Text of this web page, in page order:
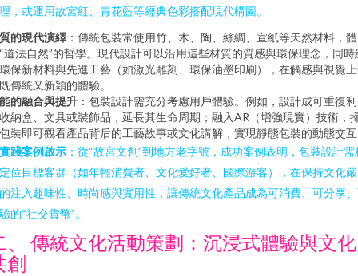
，或運用故宮紅、青花藍等經典色彩搭配現代構圖。
的現代演繹 ：傳統包裝常使用竹、木、陶、絲綢、宣紙等天然材料，體
道法自然”的哲學。現代設計可以沿用這些材質的質感與環保理念，同時
保新材料與先進工藝（如激光雕刻、環保油墨印刷），在觸感與視覺
傳統又新穎的體驗。
的融合與提升 ：包裝設計需充分考慮用戶體驗。例如，設計成可重復
納盒、文具或裝飾品，延長其生命周期；融入AR（增強現實）技術，
裝即可觀看產品背后的工藝故事或文化講解，實現靜態包裝的動態交
踐案例啟示 ：從“故宮文創”到地方老字號，成功案例表明，包裝設計需
位目標客群（如年輕消費者、文化愛好者、國際游客），在保持文化
注入趣味性、時尚感與實用性，讓傳統文化產品成為可消費、可分享
的“社交貨幣”。
、 傳統文化活動策劃：沉浸式體驗與文化
創